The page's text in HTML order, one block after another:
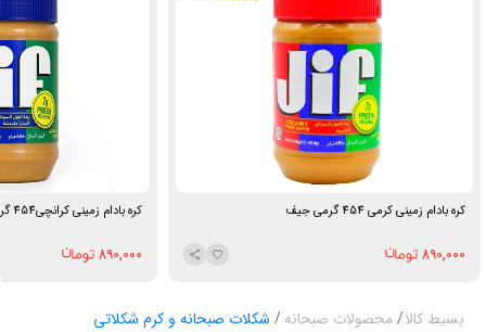
کره بادام زمینی کرمی 454 گرمی جیف
890,000
کره بادام زمینی کرانچی454 گرمی جیف
890,000
بسیط کالا محصولات صبحانه شکلات صبحانه و کرم شکلاتی